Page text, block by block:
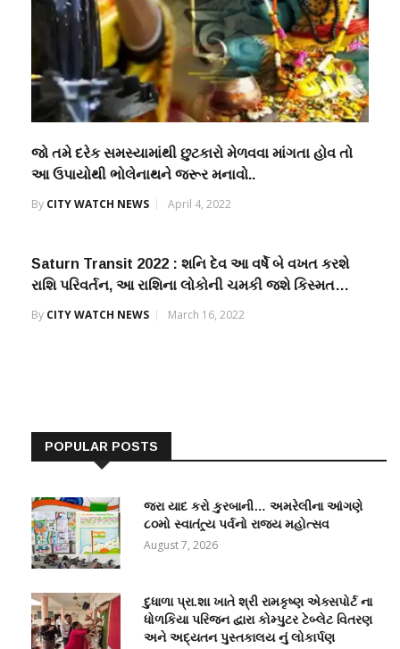
જો તમે દરેક સમસ્યામાંથી છુટકારો મેળવવા માંગતા હોવ તો
આ ઉપાયોથી ભોલેનાથને જરૂર મનાવો..
By CITY WATCH NEWS April 4, 2022
Saturn Transit 2022 : શનિ દેવ આ વર્ષે બે વખત કરશે
રાશિ પરિવર્તન, આ રાશિના લોકોની ચમકી જશે કિસ્મત…
By CITY WATCH NEWS March 16, 2022
POPULAR POSTS
જરા યાદ કરો કુરબાની… અમરેલીના આંગણે
૮૦મો સ્વાતંત્ર્ય પર્વનો રાજ્ય મહોત્સવ
August 7, 2026
દુધાળા પ્રા.શા ખાતે શ્રી રામકૃષ્ણ એક્સપોર્ટ ના
ધોળકિયા પરિજન દ્વારા કોમ્પુટર ટેબ્લેટ વિતરણ
અને અદ્યતન પુસ્તકાલય નું લોકાર્પણ